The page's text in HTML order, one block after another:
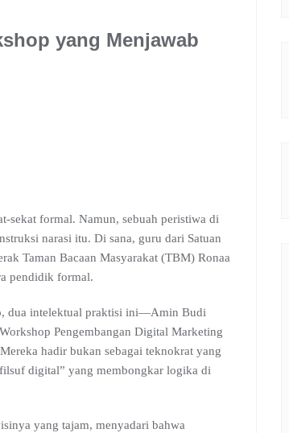
yang Menjawab
sekat formal. Namun, sebuah peristiwa di
narasi itu. Di sana, guru dari Satuan
Taman Bacaan Masyarakat (TBM) Ronaa
pendidik formal.
dua intelektual praktisi ini—Amin Budi
Pengembangan Digital Marketing
hadir bukan sebagai teknokrat yang
digital” yang membongkar logika di
yang tajam, menyadari bahwa